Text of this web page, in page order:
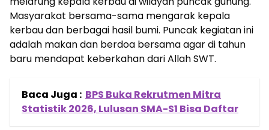
Masyarakat bersama-sama mengarak kepala
kerbau dan berbagai hasil bumi. Puncak kegiatan ini
adalah makan dan berdoa bersama agar di tahun
baru mendapat keberkahan dari Allah SWT.
Baca Juga : BPS Buka Rekrutmen Mitra
Statistik 2026, Lulusan SMA-S1 Bisa Daftar